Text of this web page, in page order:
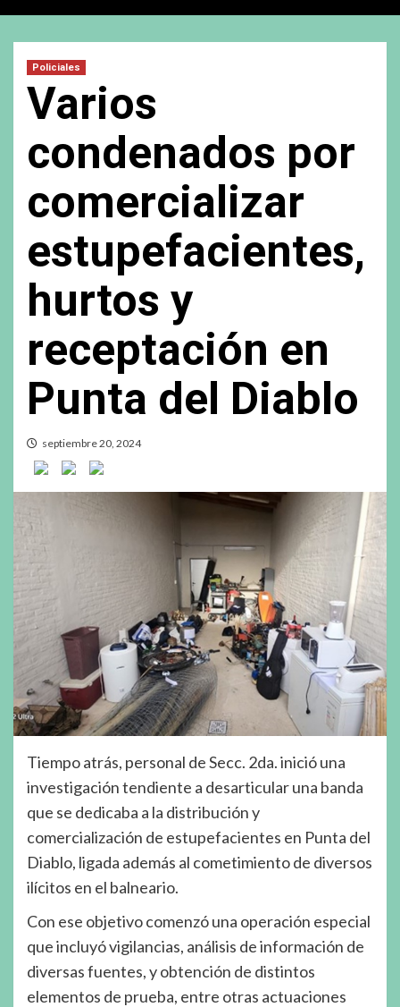
Policiales
Varios
condenados por
comercializar
estupefacientes,
hurtos y
receptación en
Punta del Diablo
septiembre 20, 2024
Tiempo atrás, personal de Secc. 2da. inició una
investigación tendiente a desarticular una banda
que se dedicaba a la distribución y
comercialización de estupefacientes en Punta del
Diablo, ligada además al cometimiento de diversos
ilícitos en el balneario.
Con ese objetivo comenzó una operación especial
que incluyó vigilancias, análisis de información de
diversas fuentes, y obtención de distintos
elementos de prueba, entre otras actuaciones